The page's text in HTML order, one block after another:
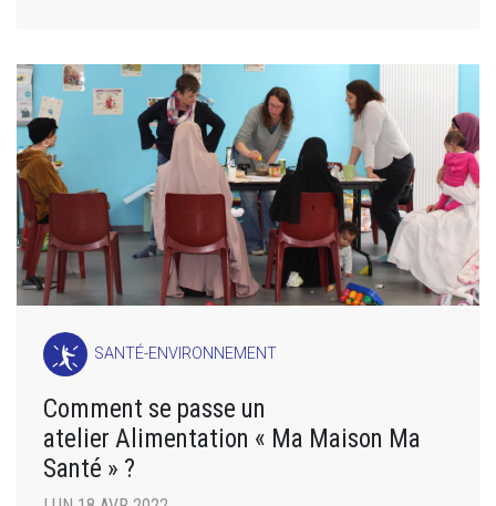
SANTÉ-ENVIRONNEMENT
Comment se passe un
atelier Alimentation « Ma Maison Ma
Santé » ?